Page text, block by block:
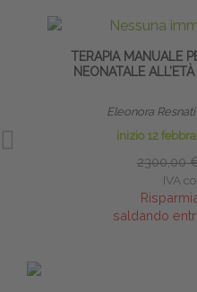
TERAPIA MANUALE
NEONATALE
Eleonora
inizio 12
2300,00
IVA
saldando